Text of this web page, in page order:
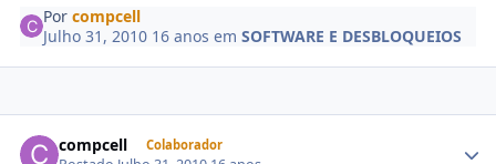
Porcompcell
Julho 31, 2010 16 anos emSOFTWARE E DESBLOQUEIOS
compcell Colaborador